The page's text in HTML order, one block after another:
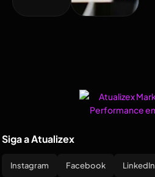
Siga a Atualizex
Instagram Facebook LinkedIn